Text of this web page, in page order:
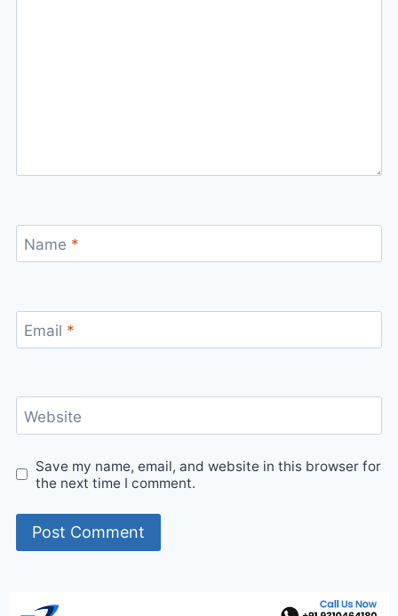
Name *
Email *
Website
Save my name, email, and website in this browser for
the next time I comment.